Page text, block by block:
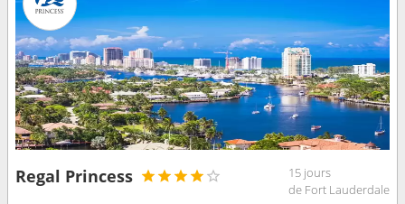
Regal Princess
15 jours
de Fort Lauderdale